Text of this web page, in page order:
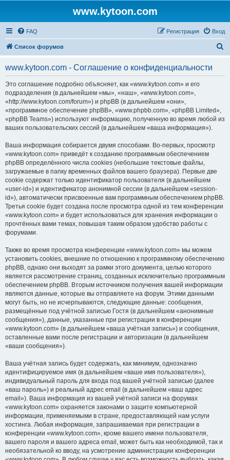
www.kytoon.com
FAQ Вход
Регистрация
Список форумов
www.kytoon.com - Соглашение о конфиденциальности
Это соглашение подробно объясняет, как «www.kytoon.com» и его
подразделения (в дальнейшем «мы», «наш», «www.kytoon.com»,
«http://www.kytoon.com/forum») и phpBB (в дальнейшем «они»,
«программное обеспечение phpBB», «www.phpbb.com», «phpBB Limited»,
«phpBB Teams») используют информацию, полученную во время любой из
ваших пользовательских сессий (в дальнейшем «ваша информация»).
Ваша информация собирается двумя способами. Во-первых, просмотр
«www.kytoon.com» приведёт к созданию программным обеспечением
phpBB определённого числа cookies (небольшие текстовые файлы,
загружаемые в папку временных файлов вашего браузера). Первые две
cookie содержат только идентификатор пользователя (в дальнейшем
«user-id») и идентификатор анонимной сессии (в дальнейшем «session-
id»), автоматически присвоенные вам программным обеспечением phpBB.
Третья cookie будет создана после просмотра одной из тем конференции
«www.kytoon.com» и будет использоваться для хранения информации о
прочтённых вами темах, повышая таким образом удобство работы с
форумами.
Также во время просмотра конференции «www.kytoon.com» мы можем
установить cookies, внешние по отношению к программному обеспечению
phpBB, однако они выходят за рамки этого документа, целью которого
является рассмотрение страниц, созданных исключительно программным
обеспечением phpBB. Вторым источником получения вашей информации
являются данные, которые вы отправляете на форум. Этими данными
могут быть, но не исчерпываются, следующие данные: сообщения,
размещённые под учётной записью Гостя (в дальнейшем «анонимные
сообщения»), данные, указанные при регистрации в конференции
«www.kytoon.com» (в дальнейшем «ваша учётная запись») и сообщения,
оставленные вами после регистрации и авторизации (в дальнейшем
«ваши сообщения»).
Ваша учётная запись будет содержать, как минимум, однозначно
идентифицируемое имя (в дальнейшем «ваше имя пользователя»),
индивидуальный пароль для входа под вашей учётной записью (далее
«ваш пароль») и реальный адрес email (в дальнейшем «ваш адрес
email»). Ваша информация из вашей учётной записи на форумах
«www.kytoon.com» охраняется законами о защите компьютерной
информации, применяемыми в стране, предоставляющей нам услуги
хостинга. Любая информация, запрашиваемая при регистрации в
конференции «www.kytoon.com», кроме вашего имени пользователя,
вашего пароля и вашего адреса email, может быть как необходимой, так и
необязательной ко вводу, на усмотрение администрации конференции